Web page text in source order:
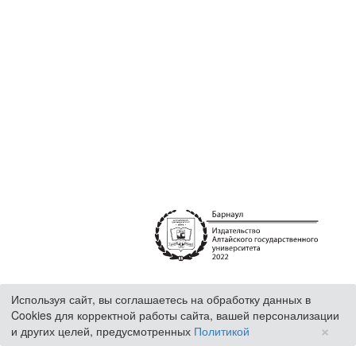
Используя сайт, вы соглашаетесь на обработку данных в
Cookies для корректной работы сайта, вашей персонализации
и других целей, предусмотренных Политикой ×